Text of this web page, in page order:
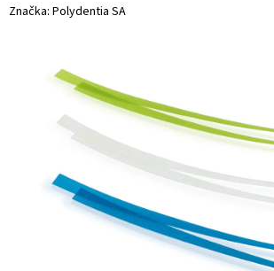
Značka: Polydentia SA